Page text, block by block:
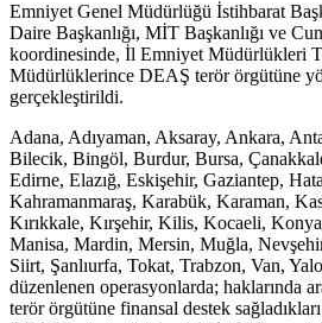
Emniyet Genel Müdürlüğü İstihbarat
Daire Başkanlığı, MİT Başkanlığı ve
koordinesinde, İl Emniyet Müdürlükleri
Müdürlüklerince DEAŞ terör örgütüne
gerçekleştirildi.
Adana, Adıyaman, Aksaray, Ankara,
Bilecik, Bingöl, Burdur, Bursa,
Edirne, Elazığ, Eskişehir, Gaziantep,
Kahramanmaraş, Karabük, Karaman,
Kırıkkale, Kırşehir, Kilis, Kocaeli,
Manisa, Mardin, Mersin, Muğla,
Siirt, Şanlıurfa, Tokat, Trabzon, Van,
düzenlenen operasyonlarda; haklarında
terör örgütüne finansal destek